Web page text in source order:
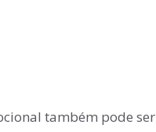
também pode ser